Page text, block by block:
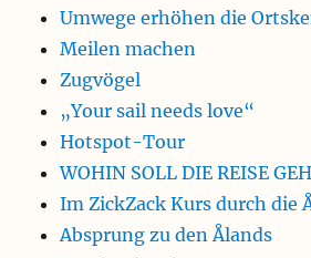
Umwege erhöhen die
Meilen machen
Zugvögel
„Your sail needs love“
Hotspot-Tour
WOHIN SOLL DIE REISE
Im ZickZack Kurs durch die
Absprung zu den Ålands